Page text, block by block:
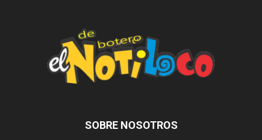
SOBRE NOSOTROS